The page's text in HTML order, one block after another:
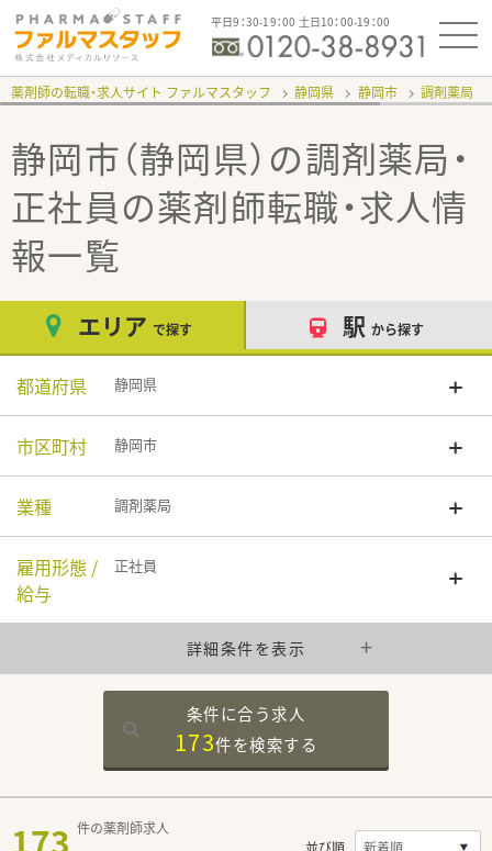
平日9：30-19：00 土日10：00-19：00
薬剤師の転職・求人サイト ファルマスタッフ 静岡県 静岡市 調剤薬局
静岡市（静岡県）の調剤薬局・
正社員の薬剤師転職・求人情
報一覧
エリア で探す 駅 から探す
都道府県 静岡県
市区町村 静岡市
業種 調剤薬局
雇用形態 /
給与
正社員
詳細条件を表示
条件に合う求人
173件を検索する
件の薬剤師求人